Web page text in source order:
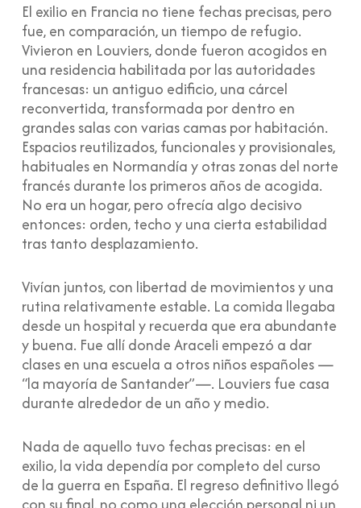
El exilio en Francia no tiene fechas precisas, pero
fue, en comparación, un tiempo de refugio.
Vivieron en Louviers, donde fueron acogidos en
una residencia habilitada por las autoridades
francesas: un antiguo edificio, una cárcel
reconvertida, transformada por dentro en
grandes salas con varias camas por habitación.
Espacios reutilizados, funcionales y provisionales,
habituales en Normandía y otras zonas del norte
francés durante los primeros años de acogida.
No era un hogar, pero ofrecía algo decisivo
entonces: orden, techo y una cierta estabilidad
tras tanto desplazamiento.
Vivían juntos, con libertad de movimientos y una
rutina relativamente estable. La comida llegaba
desde un hospital y recuerda que era abundante
y buena. Fue allí donde Araceli empezó a dar
clases en una escuela a otros niños españoles —
“la mayoría de Santander”—. Louviers fue casa
durante alrededor de un año y medio.
Nada de aquello tuvo fechas precisas: en el
exilio, la vida dependía por completo del curso
de la guerra en España. El regreso definitivo llegó